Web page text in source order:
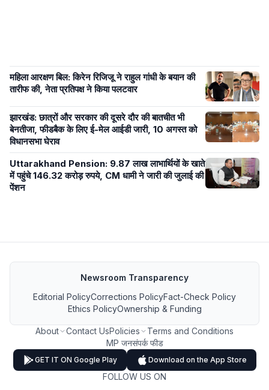
महिला आरक्षण बिल: किरेन रिजिजू ने राहुल गांधी के बयान की
तारीफ की, नेता प्रतिपक्ष ने किया पलटवार
झारखंड: छात्रों और सरकार की दूसरे दौर की बातचीत भी
बेनतीजा, फीडबैक के लिए ई-मेल आईडी जारी, 10 अगस्त को
विधानसभा घेराव
Uttarakhand Pension: 9.87 लाख लाभार्थियों के खाते
में पहुंचे 146.32 करोड़ रुपये, CM धामी ने जारी की जुलाई की
पेंशन
Newsroom Transparency
Editorial PolicyCorrections PolicyFact-Check Policy
Ethics PolicyOwnership & Funding
About Contact UsPolicies
Terms and Conditions
MP जनसंपर्क फीड
GET IT ON Google Play Download on the App Store
FOLLOW US ON